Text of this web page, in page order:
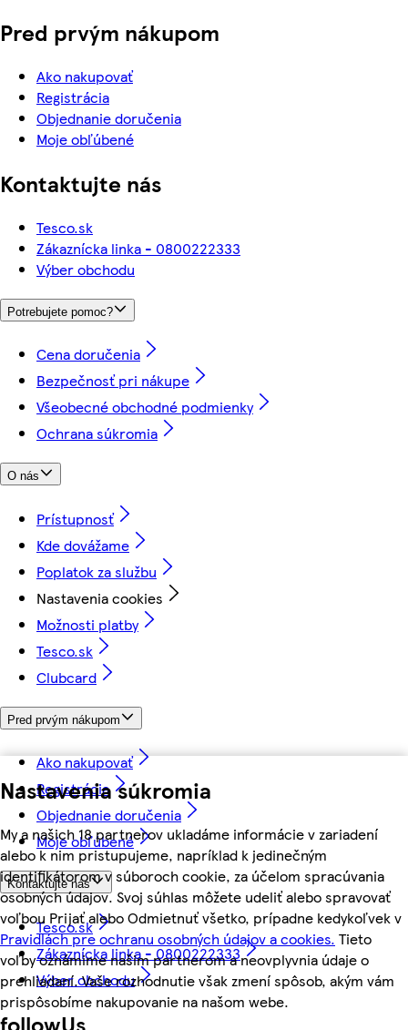
Nastavenia súkromia
My a našich 18 partnerov ukladáme informácie v zariadení
alebo k nim pristupujeme, napríklad k jedinečným
identifikátorom v súboroch cookie, za účelom spracúvania
osobných údajov. Svoj súhlas môžete udeliť alebo spravovať
voľbou Prijať alebo Odmietnuť všetko, prípadne kedykoľvek v
Pravidlách pre ochranu osobných údajov a cookies. Tieto
voľby oznámime našim partnerom a neovplyvnia údaje o
prehliadaní. Vaše rozhodnutie však zmení spôsob, akým vám
prispôsobíme nakupovanie na našom webe.
Pred prvým nákupom
Ako nakupovať
Registrácia
Objednanie doručenia
Moje obľúbené
Kontaktujte nás
Tesco.sk
Zákaznícka linka - 0800222333
Výber obchodu
Potrebujete pomoc?
Cena doručenia
Bezpečnosť pri nákupe
Všeobecné obchodné podmienky
Ochrana súkromia
O nás
Prístupnosť
Kde dovážame
Poplatok za službu
Nastavenia cookies
Možnosti platby
Tesco.sk
Clubcard
Pred prvým nákupom
Ako nakupovať
Registrácia
Objednanie doručenia
Moje obľúbené
Kontaktujte nás
Tesco.sk
Zákaznícka linka - 0800222333
Výber obchodu
followUs